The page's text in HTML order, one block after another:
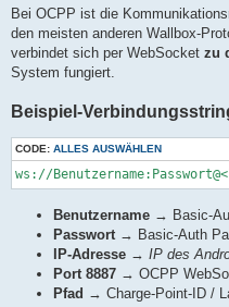
g
Bei OCPP ist die
den meisten anderen Wallbox-
verbindet sich per WebSocket zu
System fungiert.
Beispiel-
CODE: ALLES AUSWÄHLEN
ws://
Benutzername → Basic-
Passwort→ Basic-Auth
IP-Adresse → IP des
Port 8887 → OCPP
Pfad → Charge-Point-ID /